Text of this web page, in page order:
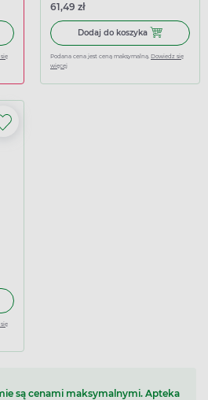
koszyka Ibuprom Max Sprint, 40 kapsułek
ujędrniające, wzmacniające
61,49 zł
Dodaj do koszyka Dodaj do
Podana cena jest ceną maksymalną. Dowiedz się
więcej
koszyka Pharmaceris M krem zapobiegający
są cenami maksymalnymi. Apteka